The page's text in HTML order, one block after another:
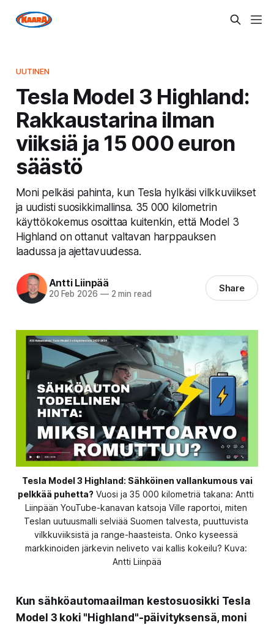
UUTINEN
Tesla Model 3 Highland:
Rakkaustarina ilman
viiksiä ja 15 000 euron
säästö
Moni pelkäsi pahinta, kun Tesla hylkäsi vilkkuviikset
ja uudisti suosikkimallinsa. 35 000 kilometrin
käyttökokemus osoittaa kuitenkin, että Model 3
Highland on ottanut valtavan harppauksen
laadussa ja ajettavuudessa.
Antti Liinpää
20 Feb 2026 —2 min read Share
Tesla Model 3 Highland: Sähköinen vallankumous vai
pelkkää puhetta? Vuosi ja 35 000 kilometriä takana: Antti
Liinpään YouTube-kanavan katsoja Ville raportoi, miten
Teslan uutuusmalli selviää Suomen talvesta, puuttuvista
vilkkuviiksistä ja range-haasteista. Onko kyseessä
markkinoiden järkevin neliveto vai kallis kokeilu? Kuva:
Antti Liinpää
Kun sähköautomaailman kestosuosikki Tesla
Model 3 koki "Highland"-päivityksensä, moni